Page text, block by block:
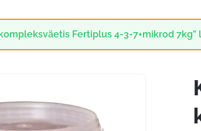
Fertiplus 4-3-7+mikrod